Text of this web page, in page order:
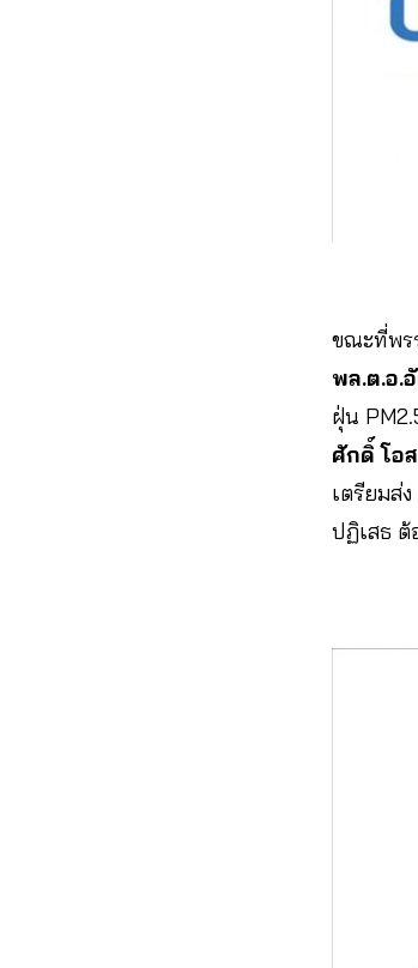
ขณะที่พร
พล.ต.อ.
ฝุ่น
ศักดิ์ โอ
เตรียมส่
ปฏิเสธ ต้